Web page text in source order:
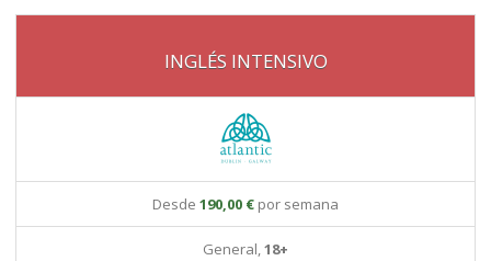
INGLÉS INTENSIVO
Desde 190,00 € por semana
General,18+